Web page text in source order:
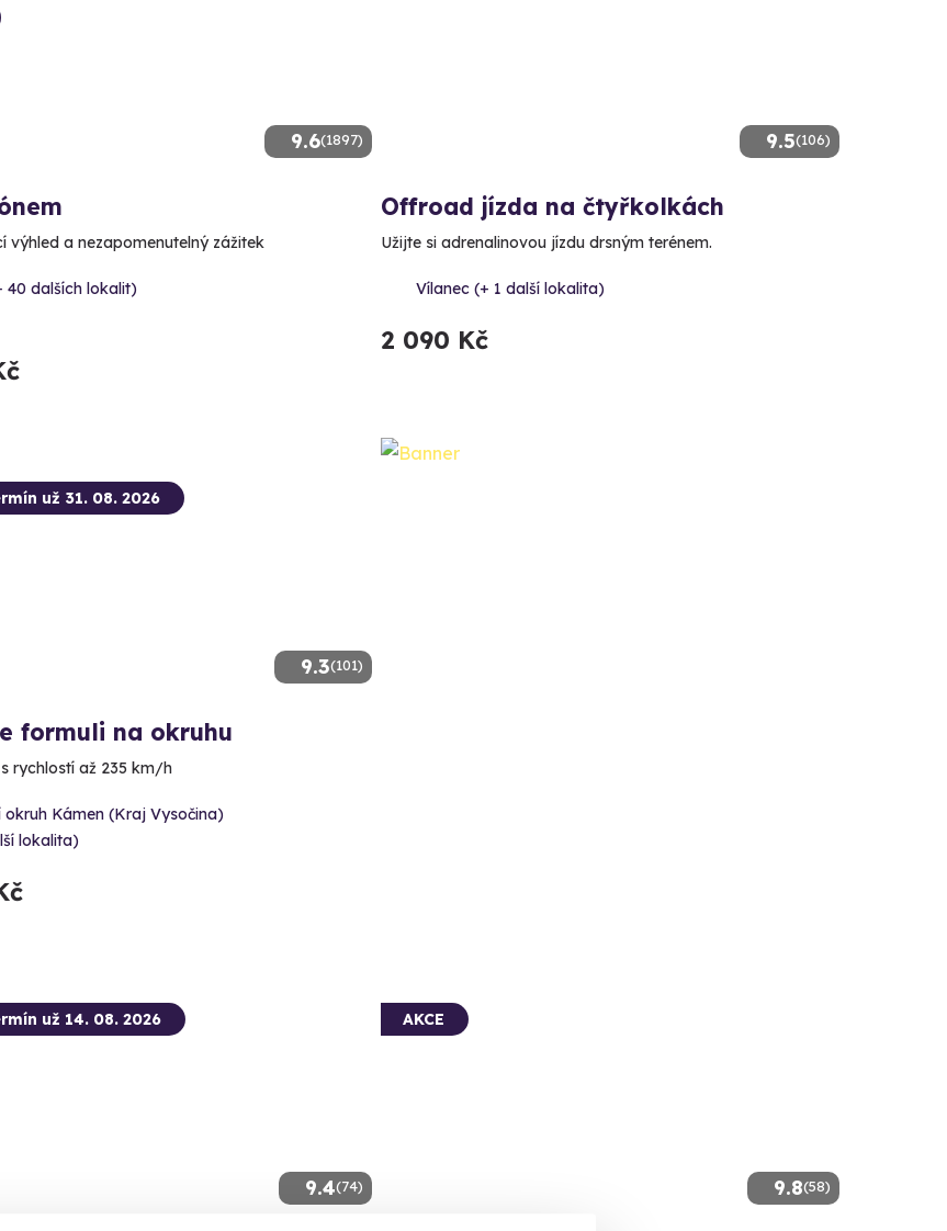
9.6(1897)
výhled a nezapomenutelný zážitek
40 dalších lokalit)
9.5(106)
Offroad jízda na čtyřkolkách
Užijte si adrenalinovou jízdu drsným terénem.
Vílanec (+ 1 další lokalita)
2 090 Kč
9.3(101)
už 31. 08. 2026
formuli na okruhu
rychlostí až 235 km/h
okruh Kámen (Kraj Vysočina)
lokalita)
9.4(74)
už 14. 08. 2026
9.8(58)
AKCE